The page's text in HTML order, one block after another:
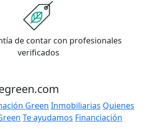
de contar con profesionales
verificados
Green Inmobiliarias Quienes
Te ayudamos Financiación